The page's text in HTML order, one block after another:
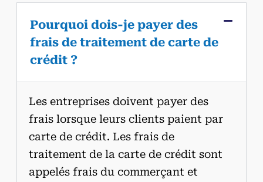
Pourquoi dois-je payer des
frais de traitement de carte de
crédit ?
Les entreprises doivent payer des
frais lorsque leurs clients paient par
carte de crédit. Les frais de
traitement de la carte de crédit sont
appelés frais du commerçant et